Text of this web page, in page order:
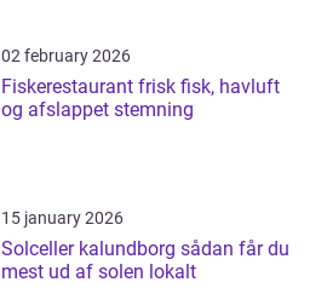
02 february 2026
Fiskerestaurant frisk fisk, havluft
og afslappet stemning
15 january 2026
Solceller kalundborg sådan får du
mest ud af solen lokalt